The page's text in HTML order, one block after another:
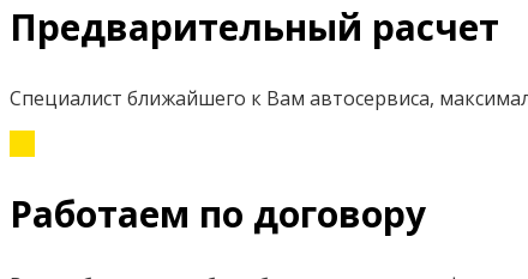
Предварительный расчет
Специалист ближайшего к Вам автосервиса,
Работаем по договору